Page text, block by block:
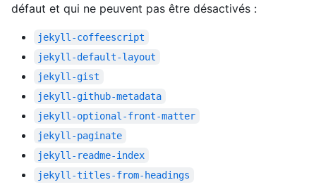
défaut et qui ne peuvent pas être désactivés :
jekyll-coffeescript
jekyll-default-layout
jekyll-gist
jekyll-github-metadata
jekyll-optional-front-matter
jekyll-paginate
jekyll-readme-index
jekyll-titles-from-headings